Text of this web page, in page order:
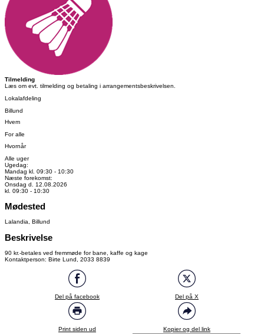
Tilmelding
Læs om evt. tilmelding og betaling i arrangementsbeskrivelsen.
Lokalafdeling
Billund
Hvem
For alle
Hvornår
Alle uger
Ugedag:
Mandag kl. 09:30 - 10:30
Næste forekomst:
Onsdag d. 12.08.2026
kl. 09:30 - 10:30
Mødested
Lalandia, Billund
Beskrivelse
90 kr.-betales ved fremmøde for bane, kaffe og kage
Kontaktperson: Birte Lund, 2033 8839
Del på facebook Del på X
Print siden ud Kopier og del link